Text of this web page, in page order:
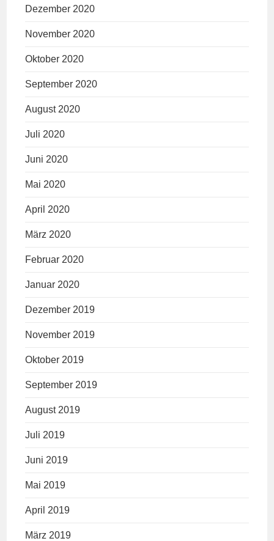
Dezember 2020
November 2020
Oktober 2020
September 2020
August 2020
Juli 2020
Juni 2020
Mai 2020
April 2020
März 2020
Februar 2020
Januar 2020
Dezember 2019
November 2019
Oktober 2019
September 2019
August 2019
Juli 2019
Juni 2019
Mai 2019
April 2019
März 2019